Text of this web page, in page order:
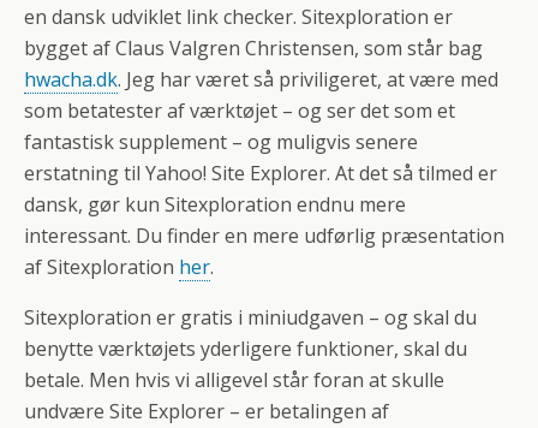
en dansk udviklet link checker. Sitexploration er
bygget af Claus Valgren Christensen, som står bag
hwacha.dk. Jeg har været så priviligeret, at være med
som betatester af værktøjet – og ser det som et
fantastisk supplement – og muligvis senere
erstatning til Yahoo! Site Explorer. At det så tilmed er
dansk, gør kun Sitexploration endnu mere
interessant. Du finder en mere udførlig præsentation
af Sitexploration her.
Sitexploration er gratis i miniudgaven – og skal du
benytte værktøjets yderligere funktioner, skal du
betale. Men hvis vi alligevel står foran at skulle
undvære Site Explorer – er betalingen af